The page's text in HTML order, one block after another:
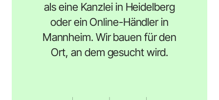
als eine Kanzlei in Heidelberg
oder ein Online-Händler in
Mannheim. Wir bauen für den
Ort, an dem gesucht wird.